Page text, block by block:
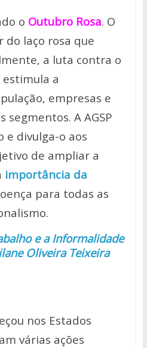
o Outubro Rosa. O
do laço rosa que
a luta contra o
a
empresas e
A AGSP
e divulga-o aos
de ampliar a
importância da
para todas as
e a Informalidade
Oliveira Teixeira
nos Estados
várias ações